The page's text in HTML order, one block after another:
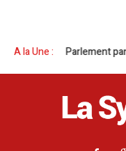
A la Une :: à Johannesburg,